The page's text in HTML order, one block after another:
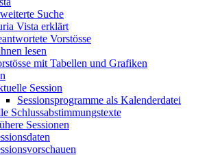
Suche
Vista erklärt
Vorstösse
lesen
mit Tabellen und Grafiken
Session
Sessionsprogramme als Kalenderdatei
Schlussabstimmungstexte
Sessionen